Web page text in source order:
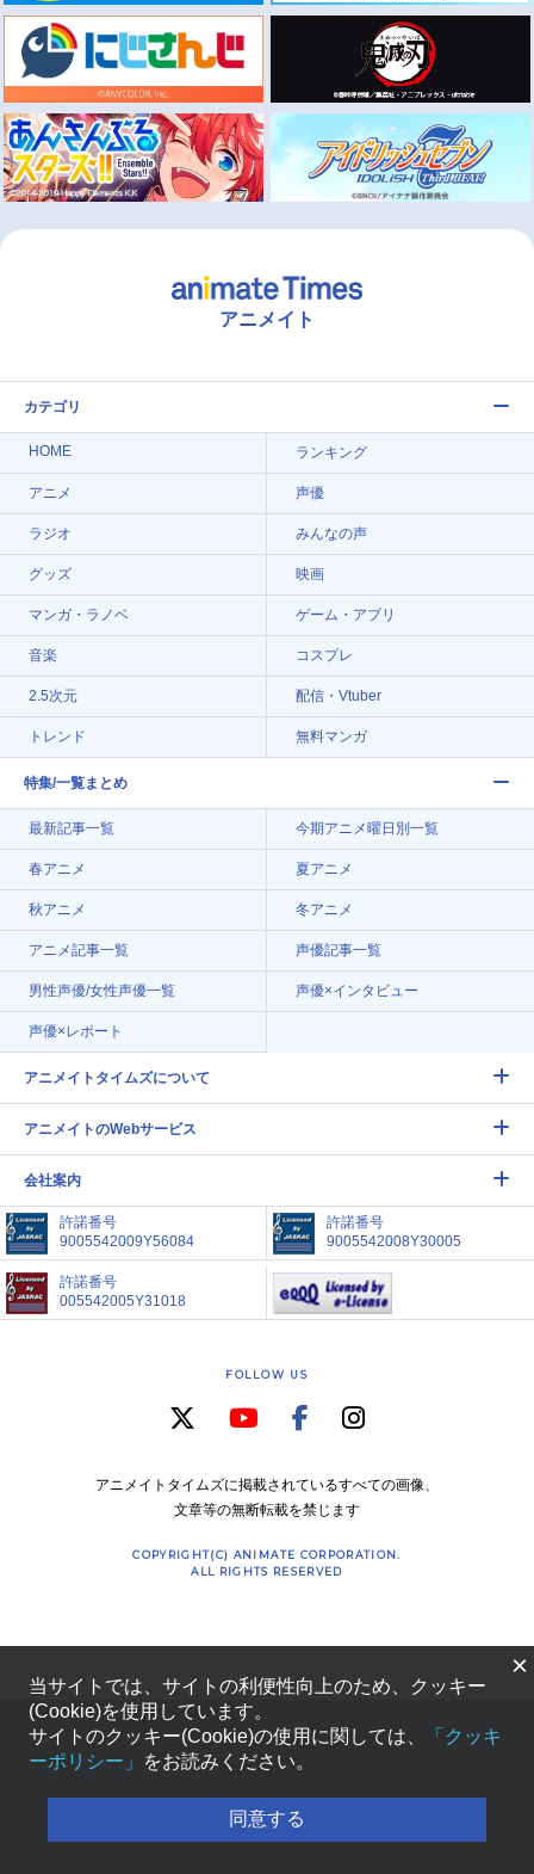
アニメイト
カテゴリ
HOME ランキング
アニメ 声優
ラジオ みんなの声
グッズ 映画
マンガ・ラノベ ゲーム・アプリ
音楽 コスプレ
2.5次元 配信・Vtuber
トレンド 無料マンガ
特集/一覧まとめ
最新記事一覧 今期アニメ曜日別一覧
春アニメ 夏アニメ
秋アニメ 冬アニメ
アニメ記事一覧 声優記事一覧
男性声優/女性声優一覧 声優×インタビュー
声優×レポート
アニメイトタイムズについて
アニメイトのWebサービス
会社案内
許諾番号
9005542009Y56084
許諾番号
9005542008Y30005
許諾番号
005542005Y31018
FOLLOW US
アニメイトタイムズに掲載されているすべての画像、
文章等の無断転載を禁じます
COPYRIGHT(C) ANIMATE CORPORATION.
ALL RIGHTS RESERVED
×
当サイトでは、サイトの利便性向上のため、クッキー
(Cookie)を使用しています。
サイトのクッキー(Cookie)の使用に関しては、
「クッキ
ーポリシー」
をお読みください。
同意する